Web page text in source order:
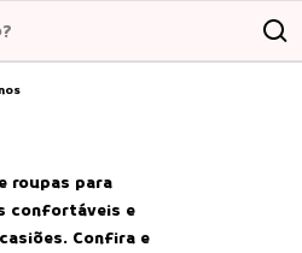
roupas para
confortáveis e
Confira e